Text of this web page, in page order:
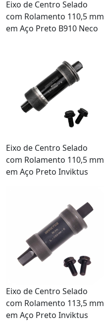
Eixo de Centro Selado
com Rolamento 110,5 mm
em Aço Preto B910 Neco
Eixo de Centro Selado
com Rolamento 110,5 mm
em Aço Preto Inviktus
Eixo de Centro Selado
com Rolamento 113,5 mm
em Aço Preto Inviktus